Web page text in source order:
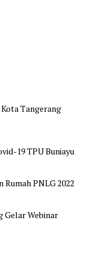
Tangerang
19 TPU Buniayu
Rumah PNLG 2022
Gelar Webinar